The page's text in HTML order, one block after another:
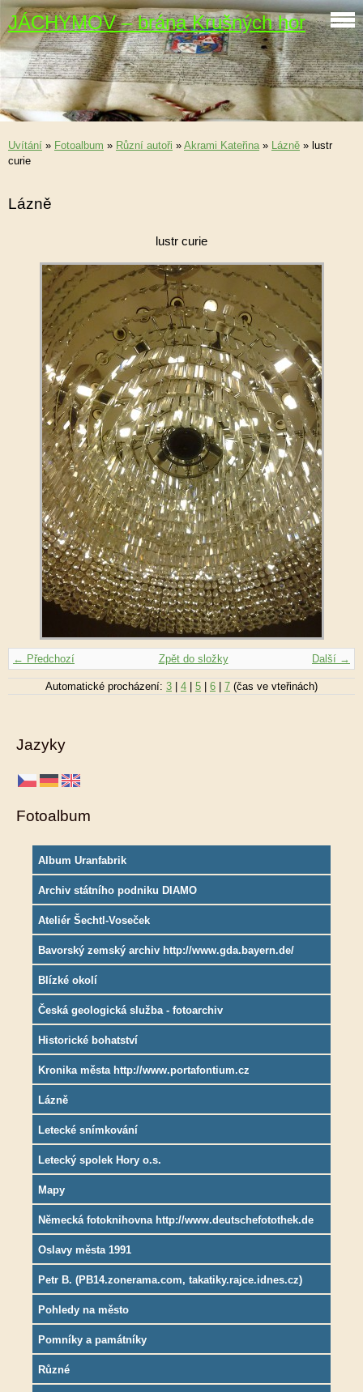
JÁCHYMOV – brána Krušných hor
Uvítání » Fotoalbum » Různí autoři » Akrami Kateřina» Lázně » lustr
curie
Lázně
lustr curie
← Předchozí Další →
Zpět do složky
Automatické procházení: 3 4 5 6 7 (čas ve vteřinách)
Jazyky
Fotoalbum
Album Uranfabrik
Archiv státního podniku DIAMO
Ateliér Šechtl-Voseček
Bavorský zemský archiv http://www.gda.bayern.de/
Blízké okolí
Česká geologická služba - fotoarchiv
Historické bohatství
Kronika města http://www.portafontium.cz
Lázně
Letecké snímkování
Letecký spolek Hory o.s.
Mapy
Německá fotoknihovna http://www.deutschefotothek.de
Oslavy města 1991
Petr B. (PB14.zonerama.com, takatiky.rajce.idnes.cz)
Pohledy na město
Pomníky a památníky
Různé